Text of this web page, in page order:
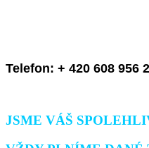
Telefon: + 420 608 956
JSME VÁŠ